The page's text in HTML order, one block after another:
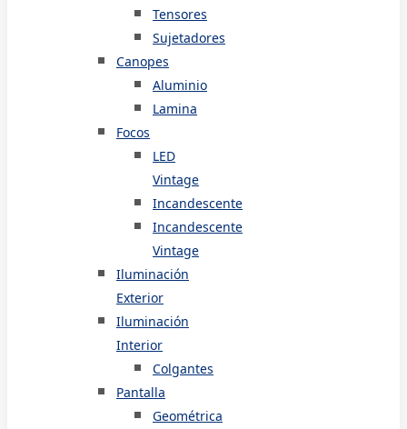
Tensores
Sujetadores
Canopes
Aluminio
Lamina
Focos
LED
Vintage
Incandescente
Incandescente
Vintage
Iluminación
Exterior
Iluminación
Interior
Colgantes
Pantalla
Geométrica